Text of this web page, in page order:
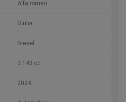
Alfa romeo
Giulia
Diesel
2.143 cc
2024